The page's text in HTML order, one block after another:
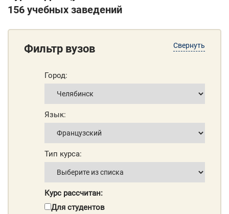
156 учебных заведений
Свернуть
Фильтр вузов
Город:
Язык:
Тип курса:
Курс рассчитан:
Для студентов